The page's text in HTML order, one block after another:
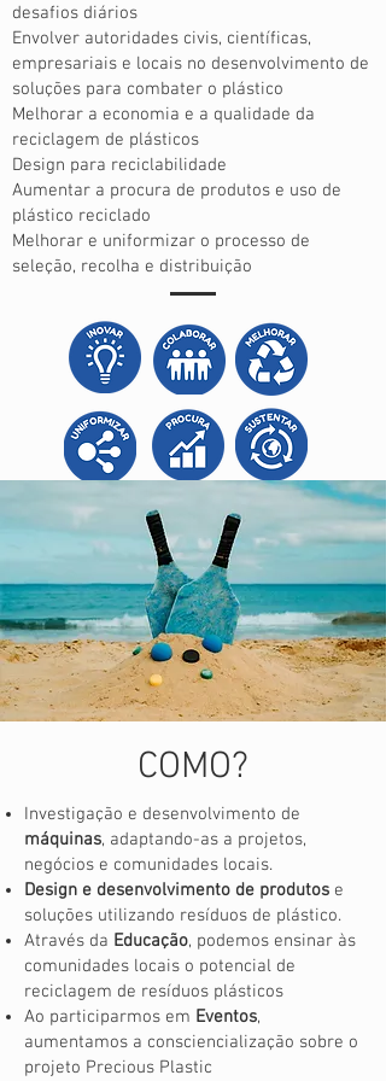
desafios diários
Envolver autoridades civis, científicas,
empresariais e locais no desenvolvimento de
soluções para combater o plástico
Melhorar a economia e a qualidade da
reciclagem de plásticos
Design para reciclabilidade
Aumentar a procura de produtos e uso de
plástico reciclado
Melhorar e uniformizar o processo de
seleção, recolha e distribuição
COMO?
Investigação e desenvolvimento de
máquinas, adaptando-as a projetos,
negócios e comunidades locais.
Design e desenvolvimento de produtos e
soluções utilizando resíduos de plástico.
Através da Educação, podemos ensinar às
comunidades locais o potencial de
reciclagem de resíduos plásticos
Ao participarmos em Eventos,
aumentamos a consciencialização sobre o
projeto Precious Plastic